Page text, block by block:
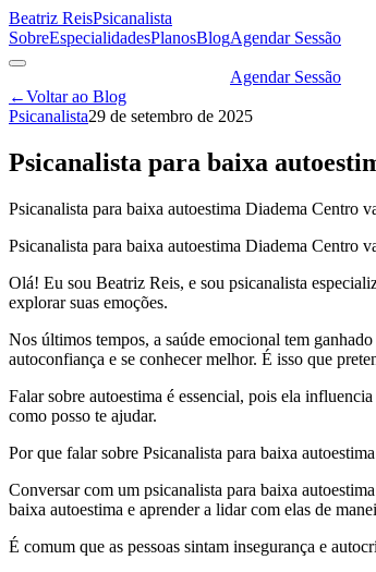
Beatriz ReisPsicanalista
SobreEspecialidadesPlanosBlogAgendar Sessão
Agendar Sessão
←Voltar ao Blog
Psicanalista29 de setembro de 2025
Psicanalista para baixa
Psicanalista para baixa autoestima Diadema Centro
Psicanalista para baixa autoestima Diadema Centro
Olá! Eu sou Beatriz Reis, e sou psicanalista
explorar suas emoções.
Nos últimos tempos, a saúde emocional tem
autoconfiança e se conhecer melhor. É isso que
Falar sobre autoestima é essencial, pois ela
como posso te ajudar.
Por que falar sobre Psicanalista para baixa
Conversar com um psicanalista para baixa
baixa autoestima e aprender a lidar com elas de
É comum que as pessoas sintam insegurança e